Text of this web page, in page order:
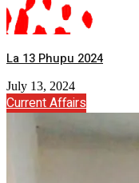
La 13 Phupu 2024
July 13, 2024
Current Affairs